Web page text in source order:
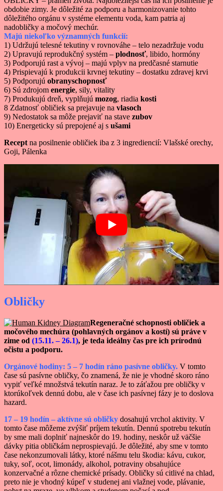
obdobie zimy. Je dôležité za podporu a harmonizovanie tohto
dôležitého orgánu v systéme elementu voda, kam patria aj
nadobličky a močový mechúr.
Majú niekoľko významných funkcií:
1) Udržujú telesné tekutiny v rovnováhe – telo nezadržuje vodu
2) Upravujú reprodukčný systém – plodnosť, libido, hormóny
3) Podporujú rast a vývoj – majú vplyv na predčasné starnutie
4) Prispievajú k produkcii krvnej tekutiny – dostatku zdravej krvi
5) Podporujú obranyschopnosť
6) Sú zdrojom energie, sily, vitality
7) Produkujú dreň, vyplňujú mozog, riadia kosti
8 Zdatnosť obličiek sa prejavuje na vlasoch
9) Nedostatok sa môže prejaviť na stave zubov
10) Energeticky sú prepojené aj s ušami
Recept na posilnenie obličiek iba z 3 ingrediencií: Vlašské orechy,
Goji, Pálenka
Obličky
Regeneračné schopnosti obličiek a
močového mechúra (pohlavných orgánov a kostí) sú práve v
zime od (15.11. – 26.1), je teda ideálny čas pre ich prírodnú
očistu a podporu.
Orgánové hodiny: 5 – 7 hodín ráno pasívne obličky. V tomto
čase sú pasívne obličky, čo znamená, že nie je vhodné skoro ráno
vypiť veľké množstvá tekutín naraz. Je to záťažou pre obličky v
ktorúkoľvek dennú dobu, ale v čase ich pasívnej fázy je to doslova
hazard.
17 – 19 hodín – aktívne sú obličky dosahujú vrchol aktivity. V
tomto čase môžeme zvýšiť príjem tekutín. Dennú spotrebu tekutín
by sme mali doplniť najneskôr do 19. hodiny, neskôr už väčšie
dávky pitia obličkám neprospievajú. Je dôležité, aby sme v tomto
čase nekonzumovali látky, ktoré nášmu telu škodia: kávu, cukor,
tuky, soľ, ocot, limonády, alkohol, potraviny obsahujúce
konzervačné a rôzne chemické prísady. Obličky sú citlivé na chlad,
preto nie je vhodný kúpeľ v studenej ani vlažnej vode, plávanie,